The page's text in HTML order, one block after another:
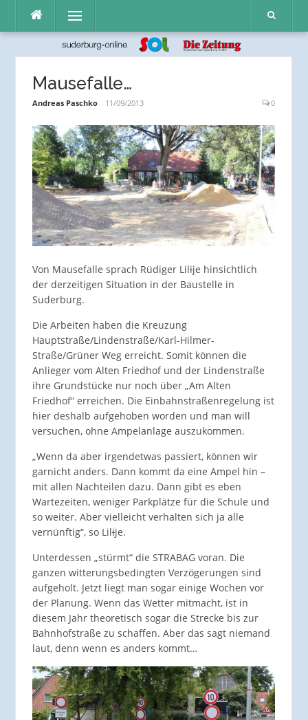
Inhalt
Menü
Mausefalle…
Andreas Paschko 11/09/2013 0
Von Mausefalle sprach Rüdiger Lilije hinsichtlich
der derzeitigen Situation in der Baustelle in
Suderburg.
Die Arbeiten haben die Kreuzung
Hauptstraße/Lindenstraße/Karl-Hilmer-
Straße/Grüner Weg erreicht. Somit können die
Anlieger vom Alten Friedhof und der Lindenstraße
ihre Grundstücke nur noch über „Am Alten
Friedhof“ erreichen. Die Einbahnstraßenregelung ist
hier deshalb aufgehoben worden und man will
versuchen, ohne Ampelanlage auszukommen.
„Wenn da aber irgendetwas passiert, können wir
garnicht anders. Dann kommt da eine Ampel hin –
mit allen Nachteilen dazu. Dann gibt es eben
Wartezeiten, weniger Parkplätze für die Schule und
so weiter. Aber vielleicht verhalten sich ja alle
vernünftig“, so Lilije.
Unterdessen „stürmt“ die STRABAG voran. Die
ganzen witterungsbedingten Verzögerungen sind
aufgeholt. Jetzt liegt man sogar einige Wochen vor
der Planung. Wenn das Wetter mitmacht, ist in
diesem Jahr theoretisch sogar die Strecke bis zur
Bahnhofstraße zu schaffen. Aber das sagt niemand
laut, denn wenn es anders kommt…